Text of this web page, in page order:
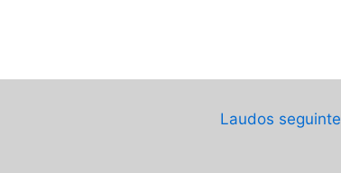
Laudos seguinte